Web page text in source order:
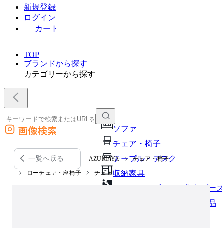
新規登録
ログイン
カート
TOP
ブランドから探す
カテゴリーから探す
ソファ
チェア・椅子
テーブル・デスク
収納家具
パーソナルブース・集中ブー
オフィスアクセサリー・備品
外部サイトの商品をカートに追加
他のサイトで見つけた商品ページのURLを貼り付けて、カートに追加できます
画像検索
一覧へ戻る AZUMAYA チェア・椅子
ローチェア・座椅子 チェア